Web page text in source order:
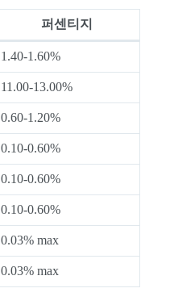
퍼센티지
1.40-1.60%
11.00-13.00%
0.60-1.20%
0.10-0.60%
0.10-0.60%
0.10-0.60%
0.03% max
0.03% max